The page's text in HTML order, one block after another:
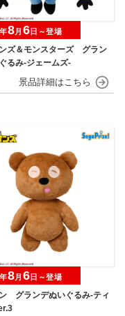
ズ＆モンスターズ グラン
るみ‐ジェームズ‐
8月 6日～登場
グランデぬいぐるみ‐ティ
8月 6 日～登場